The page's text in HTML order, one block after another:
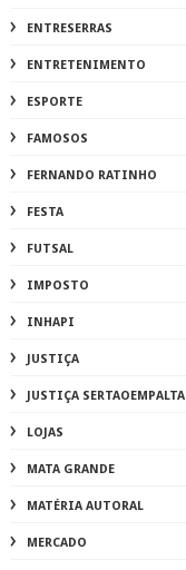
ENTRESERRAS
ENTRETENIMENTO
ESPORTE
FAMOSOS
FERNANDO RATINHO
FESTA
FUTSAL
IMPOSTO
INHAPI
JUSTIÇA
JUSTIÇA SERTAOEMPALTA
LOJAS
MATA GRANDE
MATÉRIA AUTORAL
MERCADO